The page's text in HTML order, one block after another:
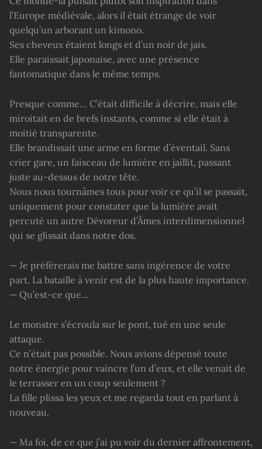
l’Europe médiévale, alors il était étrange de voir
quelqu’un arborant un kimono.
Ses cheveux étaient longs et d’un noir de jais.
Elle paraissait japonaise, avec une présence
fantomatique dans le même temps.
Presque comme… C’était difficile à décrire, mais elle
miroitait en de brefs instants, comme si elle était à
moitié transparente.
Elle brandissait une arme en forme d’éventail. Sans
crier gare, un faisceau de lumière en jaillit, passant
juste au-dessus de notre tête.
Nous nous tournâmes tous pour voir ce qu’il se passait,
uniquement pour constater que la lumière avait
percuté un autre Dévoreur d’Âmes interdimensionnel
qui se glissait dans notre dos.
— Je préférerais me battre sans ingérence de votre
part. La bataille à venir est de la plus haute importance.
— Qu’est-ce que…
Le monstre s’écroula sur le pont, tué en une seule
attaque.
Ce n’était pas possible. Nous avions dépensé toute
notre énergie pour vaincre l’un d’eux, et elle venait de
le terrasser en un coup seulement ?
La fille plissa les yeux et me regarda tout en parlant à
nouveau.
— Ma foi, de ce que j’ai pu voir du dernier affrontement,